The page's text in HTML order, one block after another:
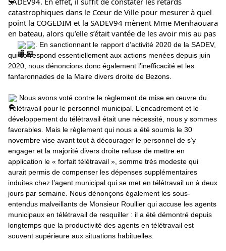
catastrophiques dans le Cœur de Ville pour mesurer à quel
point la COGEDIM et la SADEV94 mènent Mme Menhaouara
en bateau, alors qu’elle s’était vantée de les avoir mis au pas
. En sanctionnant le rapport d’activité 2020 de la SADEV,
qui correspond essentiellement aux actions menées depuis juin
2020, nous dénoncions donc également l’inefficacité et les
fanfaronnades de la Maire divers droite de Bezons.
Nous avons voté contre le règlement de mise en œuvre du
Télétravail pour le personnel municipal. L’encadrement et le
développement du télétravail était une nécessité, nous y sommes
favorables. Mais le règlement qui nous a été soumis le 30
novembre vise avant tout à décourager le personnel de s’y
engager et la majorité divers droite refuse de mettre en
application le « forfait télétravail », somme très modeste qui
aurait permis de compenser les dépenses supplémentaires
induites chez l’agent municipal qui se met en télétravail un à deux
jours par semaine. Nous dénonçons également les sous-
entendus malveillants de Monsieur Roullier qui accuse les agents
municipaux en télétravail de resquiller : il a été démontré depuis
longtemps que la productivité des agents en télétravail est
souvent supérieure aux situations habituelles.